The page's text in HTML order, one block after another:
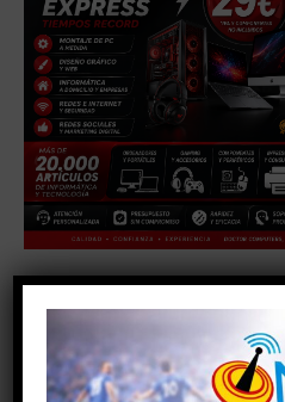
#torreviejaon